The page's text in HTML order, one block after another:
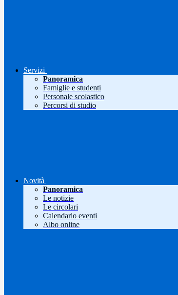
Servizi
Panoramica
Famiglie e studenti
Personale scolastico
Percorsi di studio
Novità
Panoramica
Le notizie
Le circolari
Calendario eventi
Albo online